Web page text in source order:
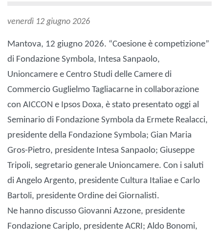
venerdì 12 giugno 2026
Mantova, 12 giugno 2026. “Coesione è competizione”
di Fondazione Symbola, Intesa Sanpaolo,
Unioncamere e Centro Studi delle Camere di
Commercio Guglielmo Tagliacarne in collaborazione
con AICCON e Ipsos Doxa, è stato presentato oggi al
Seminario di Fondazione Symbola da Ermete Realacci,
presidente della Fondazione Symbola; Gian Maria
Gros-Pietro, presidente Intesa Sanpaolo; Giuseppe
Tripoli, segretario generale Unioncamere. Con i saluti
di Angelo Argento, presidente Cultura Italiae e Carlo
Bartoli, presidente Ordine dei Giornalisti.
Ne hanno discusso Giovanni Azzone, presidente
Fondazione Cariplo, presidente ACRI; Aldo Bonomi,